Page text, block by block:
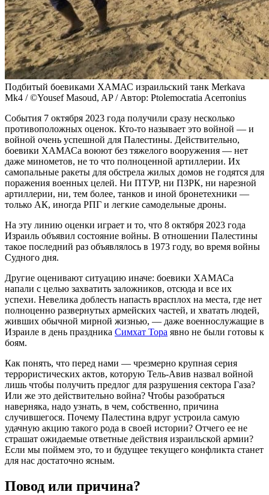
Подбитый боевиками ХАМАС израильский танк Merkava
Mk4 / ©Yousef Masoud, AP / Автор: Ptolemocratia Acerronius
События 7 октября 2023 года получили сразу несколько
противоположных оценок. Кто-то называет это войной — и
войной очень успешной для Палестины. Действительно,
боевики ХАМАСа воюют без тяжелого вооружения — нет
даже минометов, не то что полноценной артиллерии. Их
самопальные ракеты для обстрела жилых домов не годятся для
поражения военных целей. Ни ПТУР, ни ПЗРК, ни нарезной
артиллерии, ни, тем более, танков и иной бронетехники —
только АК, иногда РПГ и легкие самодельные дроны.
На эту линию оценки играет и то, что 8 октября 2023 года
Израиль объявил состояние войны. В отношении Палестины
такое последний раз объявлялось в 1973 году, во время войны
Судного дня.
Другие оценивают ситуацию иначе: боевики ХАМАСа
напали с целью захватить заложников, отсюда и все их
успехи. Невелика доблесть напасть врасплох на места, где нет
полноценно развернутых армейских частей, и хватать людей,
живших обычной мирной жизнью, — даже военнослужащие в
Израиле в день праздника Симхат Тора явно не были готовы к
боям.
Как понять, что перед нами — чрезмерно крупная серия
террористических актов, которую Тель-Авив назвал войной
лишь чтобы получить предлог для разрушения сектора Газа?
Или же это действительно война? Чтобы разобраться
наверняка, надо узнать, в чем, собственно, причина
случившегося. Почему Палестина вдруг устроила самую
удачную акцию такого рода в своей истории? Отчего ее не
страшат ожидаемые ответные действия израильской армии?
Если мы поймем это, то и будущее текущего конфликта станет
для нас достаточно ясным.
Повод или причина?